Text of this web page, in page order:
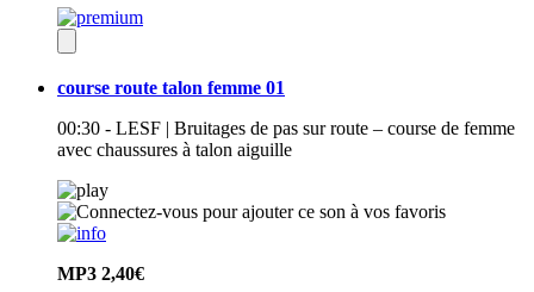
course route talon femme 01
00:30 - LESF | Bruitages de pas sur route – course de femme
avec chaussures à talon aiguille
MP3 2,40€